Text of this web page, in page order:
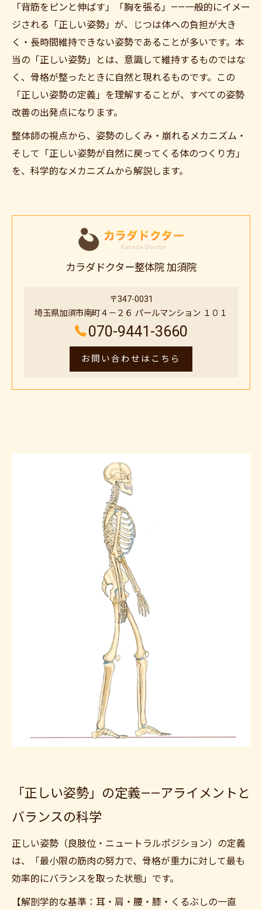
「背筋をピンと伸ばす」「胸を張る」——一般的にイメー
ジされる「正しい姿勢」が、じつは体への負担が大き
く・長時間維持できない姿勢であることが多いです。本
当の「正しい姿勢」とは、意識して維持するものではな
く、骨格が整ったときに自然と現れるものです。この
「正しい姿勢の定義」を理解することが、すべての姿勢
改善の出発点になります。
整体師の視点から、姿勢のしくみ・崩れるメカニズム・
そして「正しい姿勢が自然に戻ってくる体のつくり方」
を、科学的なメカニズムから解説します。
カラダドクター整体院 加須院
〒347-0031
埼玉県加須市南町４－２６ パールマンション １０１
070-9441-3660
お問い合わせはこちら
「正しい姿勢」の定義——アライメントと
バランスの科学
正しい姿勢（良肢位・ニュートラルポジション）の定義
は、「最小限の筋肉の努力で、骨格が重力に対して最も
効率的にバランスを取った状態」です。
【解剖学的な基準：耳・肩・腰・膝・くるぶしの一直